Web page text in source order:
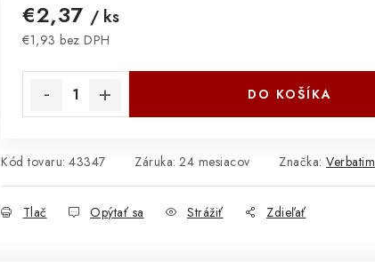
€2,37 / ks
€1,93 bez DPH
DO KOŠÍKA
Kód tovaru: 43347 Záruka: 24 mesiacov Značka: Verbatim
Tlač Opýtať sa Strážiť Zdieľať